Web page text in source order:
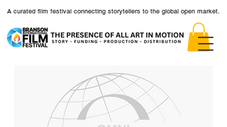
A curated film festival connecting storytellers to the global open market.